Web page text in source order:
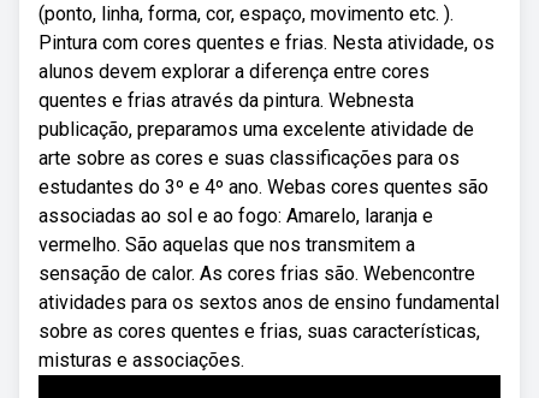
(ponto, linha, forma, cor, espaço, movimento etc. ).
Pintura com cores quentes e frias. Nesta atividade, os
alunos devem explorar a diferença entre cores
quentes e frias através da pintura. Webnesta
publicação, preparamos uma excelente atividade de
arte sobre as cores e suas classificações para os
estudantes do 3º e 4º ano. Webas cores quentes são
associadas ao sol e ao fogo: Amarelo, laranja e
vermelho. São aquelas que nos transmitem a
sensação de calor. As cores frias são. Webencontre
atividades para os sextos anos de ensino fundamental
sobre as cores quentes e frias, suas características,
misturas e associações.